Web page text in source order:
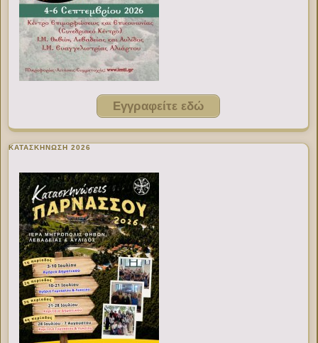
Εγγραφείτε εδώ
ΚΑΤΑΣΚΗΝΩΣΗ 2026